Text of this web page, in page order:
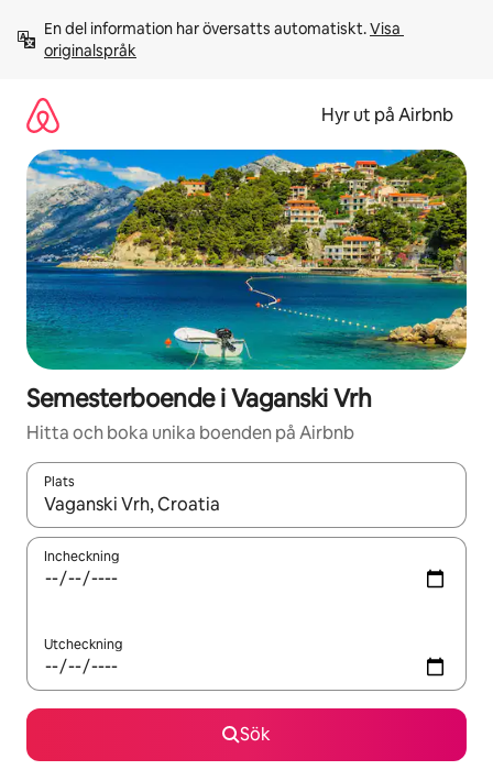
innehåll
En del information har översatts automatiskt. Visa
originalspråk
Hyr ut på Airbnb
Semesterboende i Vaganski Vrh
Hitta och boka unika boenden på Airbnb
Plats
När resultaten är tillgängliga kan du navigera med upp- och
Incheckning
Utcheckning
Sök